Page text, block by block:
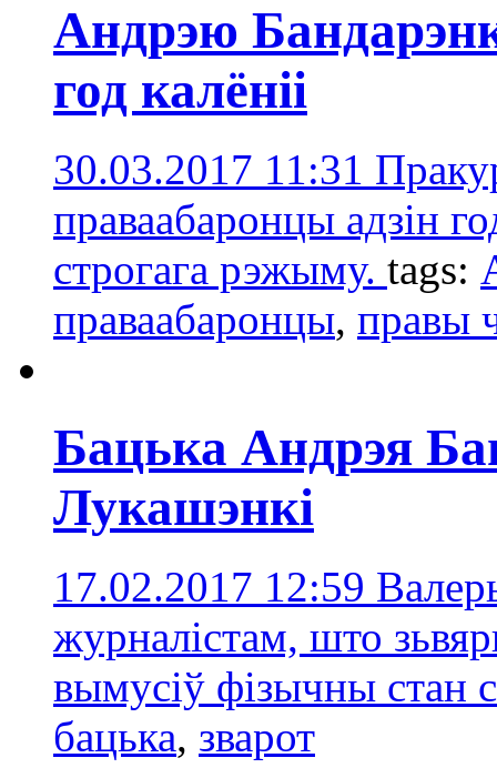
Андрэю
год калёніі
30.03.2017 11:31
праваабаронцы адзін
строгага рэжыму. tags:
праваабаронцы, правы
Бацька Андрэя
Лукашэнкі
17.02.2017 12:59
журналістам, што
вымусіў фізычны стан
бацька, зварот